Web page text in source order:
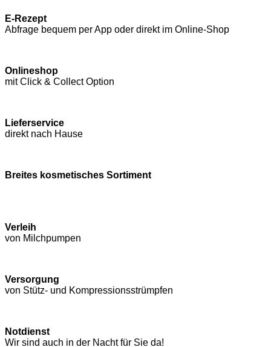
E-Rezept
Abfrage bequem per App oder direkt im Online-Shop
Onlineshop
mit Click & Collect Option
Lieferservice
direkt nach Hause
Breites kosmetisches Sortiment
Verleih
von Milchpumpen
Versorgung
von Stütz- und Kompressions­strümpfen
Notdienst
Wir sind auch in der Nacht für Sie da!